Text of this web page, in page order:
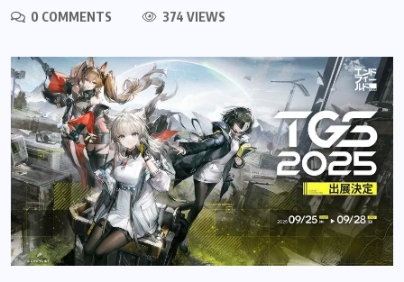
0 COMMENTS
374 VIEWS